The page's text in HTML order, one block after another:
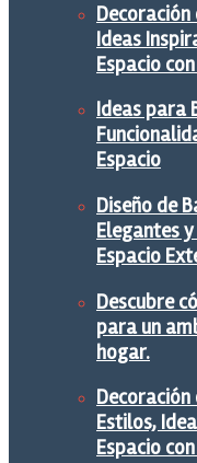
Ideas
Espacio
Ideas para
Espacio
Diseño de
Elegantes
Espacio
Descubre
para un
hogar.
Estilos,
Espacio